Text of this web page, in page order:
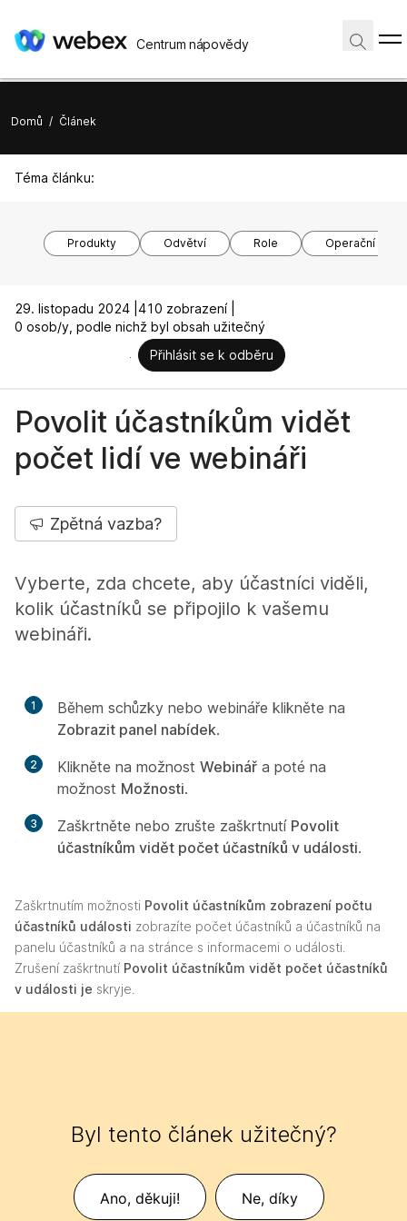
Centrum nápovědy
Domů / Článek
Téma článku:
Produkty Odvětví Role Operační
29. listopadu 2024 | 410 zobrazení |
0 osob/y, podle nichž byl obsah užitečný
Přihlásit se k odběru
Povolit účastníkům vidět
počet lidí ve webináři
Zpětná vazba?
Vyberte, zda chcete, aby účastníci viděli,
kolik účastníků se připojilo k vašemu
webináři.
1
Během schůzky nebo webináře klikněte na
Zobrazit panel nabídek.
2 Klikněte na možnost Webinář a poté na
možnost Možnosti.
3 Zaškrtněte nebo zrušte zaškrtnutí Povolit
účastníkům vidět počet účastníků v události.
Zaškrtnutím možnosti Povolit účastníkům zobrazení počtu
účastníků události zobrazíte počet účastníků a účastníků na
panelu účastníků a na stránce s informacemi o události.
Zrušení zaškrtnutí Povolit účastníkům vidět počet účastníků
v události je skryje.
Byl tento článek užitečný?
Ano, děkuji! Ne, díky